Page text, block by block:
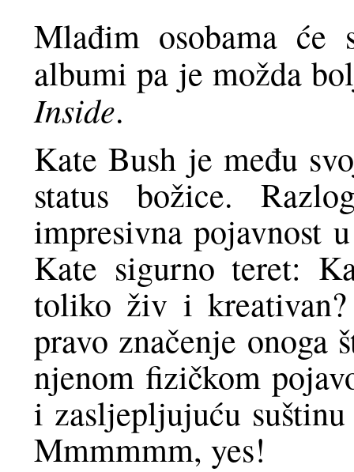
Mlađim osobama će
albumi pa je možda
Inside.
Kate Bush je među
status božice.
impresivna pojavnost
Kate sigurno teret:
toliko živ i
pravo značenje onoga
njenom fizičkom
i zasljepljujuću
Mmmmmm, yes!